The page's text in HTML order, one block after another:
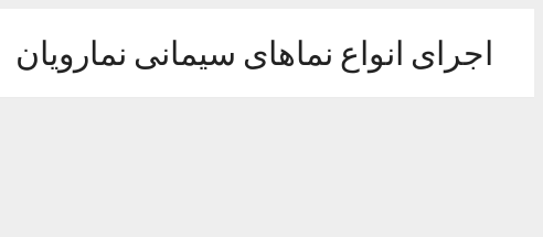
اجرای انواع نماهای سیمانی نمارویان